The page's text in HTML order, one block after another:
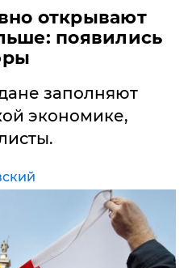
открывают
появились
заполняют
экономике,